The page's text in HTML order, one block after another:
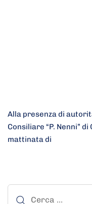
Alla presenza di
Consiliare “P. Nenni”
mattinata di